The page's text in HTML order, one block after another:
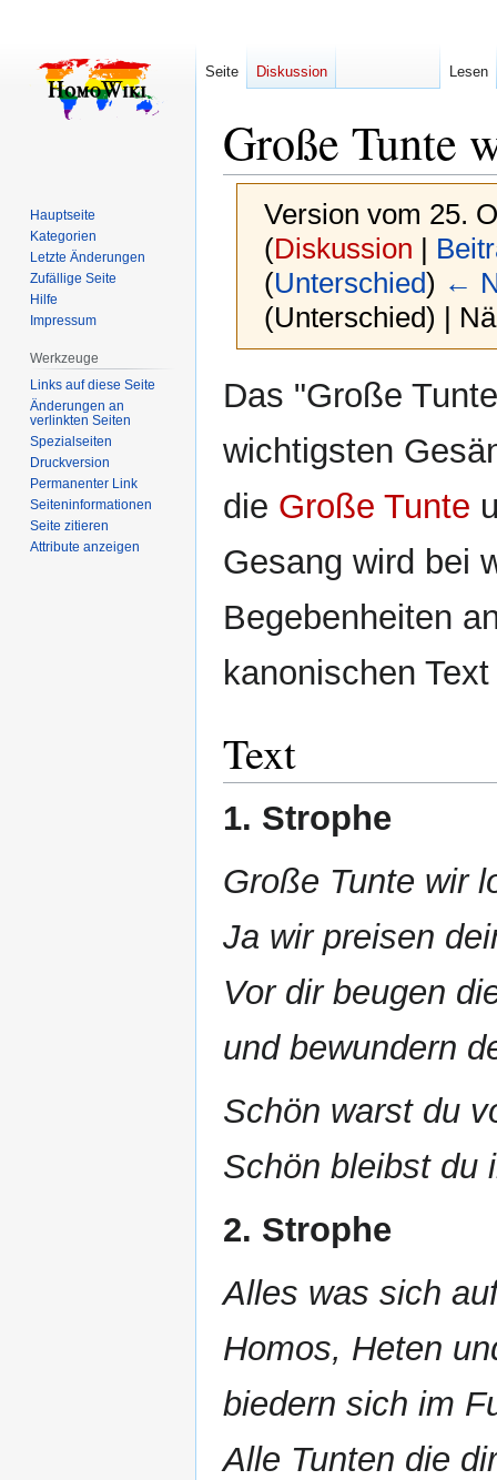
Große Tunte
Version vom 25.
(Diskussion |
(Unterschied) ←
(Unterschied) |
Navigation
Suche
Das "Große
wichtigsten
die Große Tunte
Gesang wird bei
Begebenheiten
kanonischen
Text
1. Strophe
Große Tunte wir
Ja wir preisen
Vor dir beugen
und bewundern
Schön warst du
Schön bleibst du
2. Strophe
Alles was sich
Homos, Heten
biedern sich im
Alle Tunten die
Seite Diskussion Lesen
Hauptseite
Kategorien
Letzte Änderungen
Zufällige Seite
Hilfe
Impressum
Werkzeuge
Links auf diese Seite
Änderungen an
verlinkten Seiten
Spezialseiten
Druckversion
Permanenter Link
Seiten­­informationen
Seite zitieren
Attribute anzeigen